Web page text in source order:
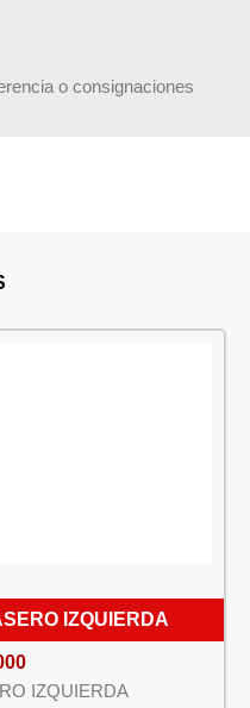
o consignaciones
IZQUIERDA
IZQUIERDA